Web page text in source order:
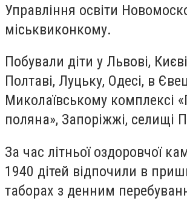
Управління освіти
міськвиконкому.
Побували діти у Львові,
Полтаві, Луцьку, Одесі, в
Миколаївському комплексі
поляна», Запоріжжі, селищі
За час літньої оздоровчої
1940 дітей відпочили в
таборах з денним